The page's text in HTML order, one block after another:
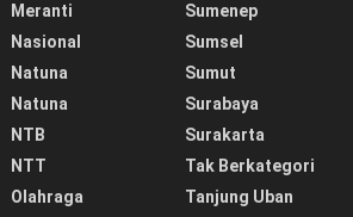
Meranti
Nasional
Natuna
Natuna
NTB
NTT
Olahraga
Sumenep
Sumsel
Sumut
Surabaya
Surakarta
Tak Berkategori
Tanjung Uban